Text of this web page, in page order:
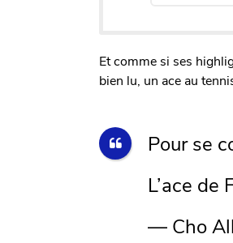
Et comme si ses
bien lu, un ace au
Pour se
L’ace de
— Cho